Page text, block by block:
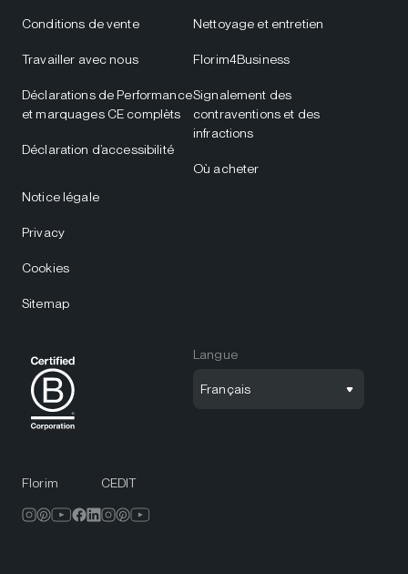
Conditions de vente
Travailler avec nous
Déclarations de Performance
et marquages CE complèts
Déclaration d’accessibilité
Nettoyage et entretien
Florim4Business
Signalement des
contraventions et des
infractions
Où acheter
Notice légale
Privacy
Cookies
Sitemap
Langue
Français
Florim CEDIT